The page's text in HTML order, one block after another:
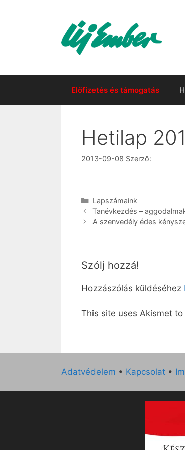
Előfizetés és támogatás
Hetilap
2013-09-08 Szerző:
Kategória
Lapszámaink
Tan­év­kez­dés –
A szenvedély édes
Szólj hozzá!
Hozzászólás küldéséhez
This site uses Akismet
Adatvédelem • Kapcsolat •